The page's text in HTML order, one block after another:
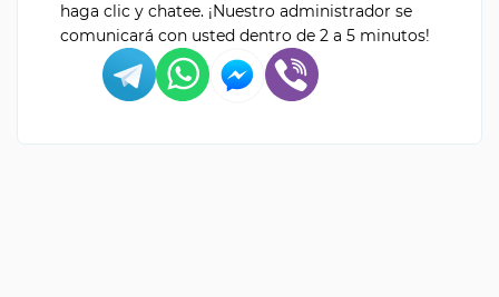
haga clic y chatee. ¡Nuestro administrador se
comunicará con usted dentro de 2 a 5 minutos!